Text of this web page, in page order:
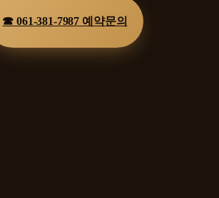
☎061-381-7987 예약문의